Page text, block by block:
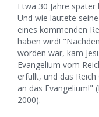
Etwa 30 Jahre später
Und wie lautete
eines kommenden
haben wird!
worden war, kam
Evangelium vom
erfüllt, und das
an das Evangelium!"
2000).